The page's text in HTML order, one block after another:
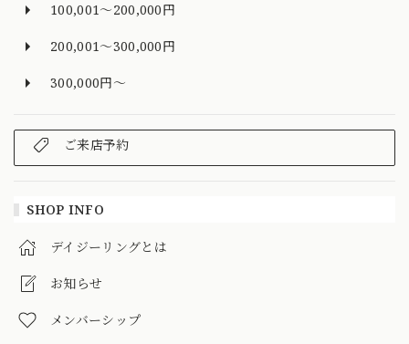
100,001～200,000円
200,001～300,000円
300,000円～
ご来店予約
SHOP INFO
デイジーリングとは
お知らせ
メンバーシップ